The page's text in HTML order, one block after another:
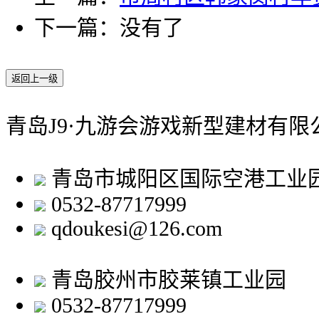
下一篇：没有了
返回上一级
青岛J9·九游会游戏新型建材有限
青岛市城阳区国际空港工业
0532-87717999
qdoukesi@126.com
青岛胶州市胶莱镇工业园
0532-87717999